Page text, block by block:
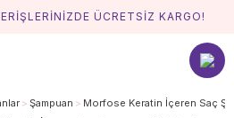
ÜCRETSİZ KARGO!
Şampuan Morfose Keratin İçeren Saç